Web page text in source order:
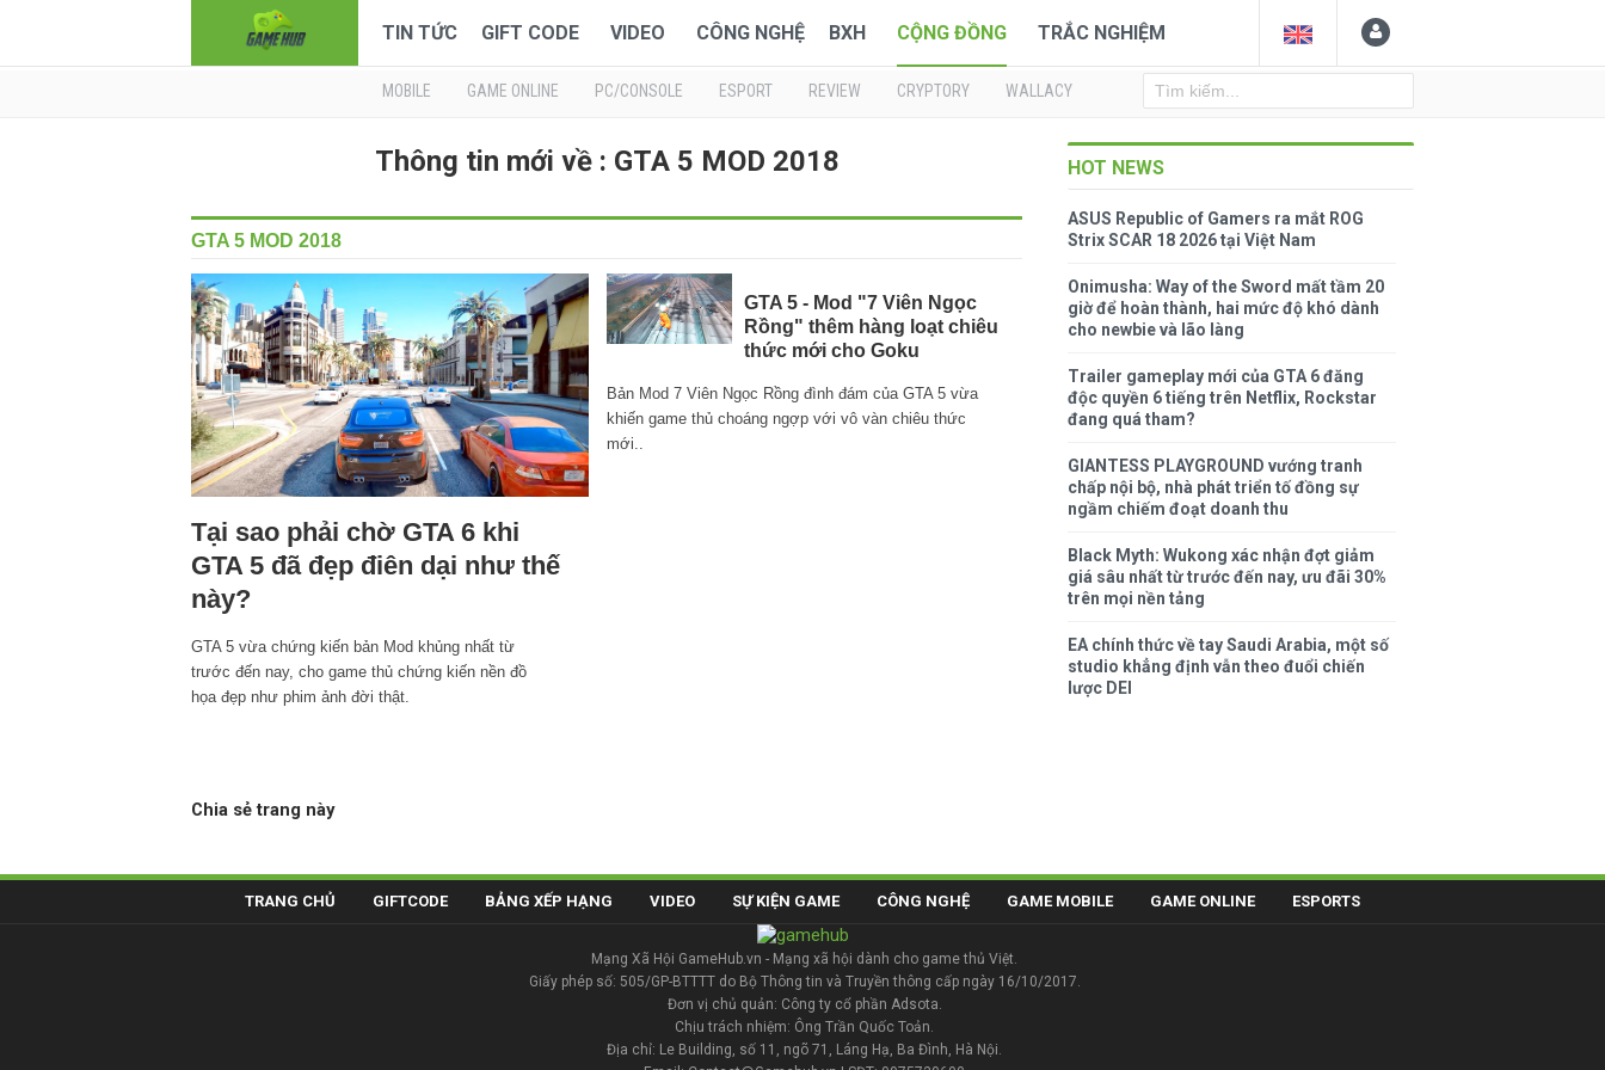
TIN TỨC GIFT CODE VIDEO CÔNG NGHỆ BXH CỘNG ĐỒNG TRẮC NGHIỆM
MOBILE GAME ONLINE PC/CONSOLE ESPORT REVIEW CRYPTORY WALLACY
Thông tin mới về : GTA 5 MOD 2018
GTA 5 MOD 2018
Tại sao phải chờ GTA 6 khi
GTA 5 đã đẹp điên dại như thế
này?
GTA 5 vừa chứng kiến bản Mod khủng nhất từ
trước đến nay, cho game thủ chứng kiến nền đồ
họa đẹp như phim ảnh đời thật.
GTA 5 - Mod "7 Viên Ngọc
Rồng" thêm hàng loạt chiêu
thức mới cho Goku
Bản Mod 7 Viên Ngọc Rồng đình đám của GTA 5 vừa
khiến game thủ choáng ngợp với vô vàn chiêu thức
mới..
Chia sẻ trang này
HOT NEWS
ASUS Republic of Gamers ra mắt ROG
Strix SCAR 18 2026 tại Việt Nam
Onimusha: Way of the Sword mất tầm 20
giờ để hoàn thành, hai mức độ khó dành
cho newbie và lão làng
Trailer gameplay mới của GTA 6 đăng
độc quyền 6 tiếng trên Netflix, Rockstar
đang quá tham?
GIANTESS PLAYGROUND vướng tranh
chấp nội bộ, nhà phát triển tố đồng sự
ngầm chiếm đoạt doanh thu
Black Myth: Wukong xác nhận đợt giảm
giá sâu nhất từ trước đến nay, ưu đãi 30%
trên mọi nền tảng
EA chính thức về tay Saudi Arabia, một số
studio khẳng định vẫn theo đuổi chiến
lược DEI
TRANG CHỦ GIFTCODE BẢNG XẾP HẠNG VIDEO SỰ KIỆN GAME CÔNG NGHỆ GAME MOBILE GAME ONLINE ESPORTS
Mạng Xã Hội GameHub.vn - Mạng xã hội dành cho game thủ Việt.
Giấy phép số: 505/GP-BTTTT do Bộ Thông tin và Truyền thông cấp ngày 16/10/2017.
Đơn vị chủ quản: Công ty cổ phần Adsota.
Chịu trách nhiệm: Ông Trần Quốc Toản.
Địa chỉ: Le Building, số 11, ngõ 71, Láng Hạ, Ba Đình, Hà Nội.